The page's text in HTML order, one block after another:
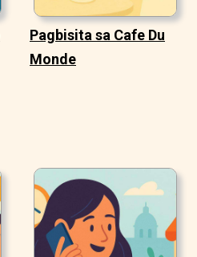
Pagbisita sa Cafe Du
Monde